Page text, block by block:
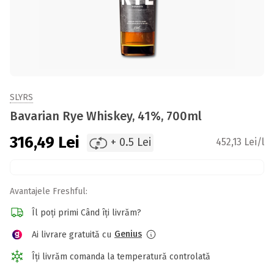
SLYRS
Bavarian Rye Whiskey, 41%, 700ml
316,49 Lei + 0.5 Lei 452,13 Lei/l
Avantajele Freshful:
Îl poți primi Când îți livrăm?
Ai livrare gratuită cu Genius
Îți livrăm comanda la temperatură controlată